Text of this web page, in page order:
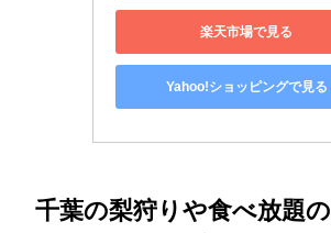
楽天市場で見る
Yahoo!ショッピングで見る
千葉の梨狩りや食べ放題